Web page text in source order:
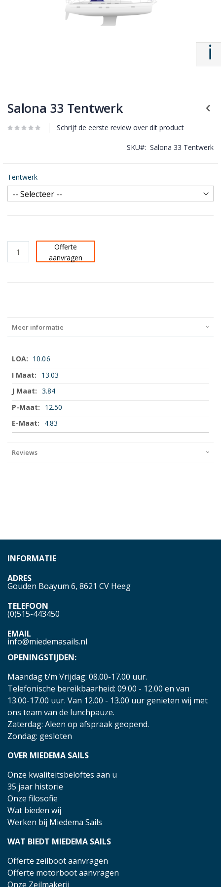
Salona 33 Tentwerk
Schrijf de eerste review over dit product
SKU Salona 33 Tentwerk
Tentwerk
Offerte
aanvragen
Meer informatie
Meer
informatie
10.06
13.03
3.84
12.50
4.83
Reviews
INFORMATIE
ADRES
Gouden Boayum 6, 8621 CV Heeg
TELEFOON
(0)515-443450
EMAIL
info@miedemasails.nl
OPENINGSTIJDEN:
Maandag t/m Vrijdag: 08.00-17.00 uur.
Telefonische bereikbaarheid: 09.00 - 12.00 en van
13.00-17.00 uur. Van 12.00 - 13.00 uur genieten wij met
ons team van de lunchpauze.
Zaterdag: Aleen op afspraak geopend.
Zondag: gesloten
OVER MIEDEMA SAILS
Onze kwaliteitsbeloftes aan u
35 jaar historie
Onze filosofie
Wat bieden wij
Werken bij Miedema Sails
WAT BIEDT MIEDEMA SAILS
Offerte zeilboot aanvragen
Offerte motorboot aanvragen
Onze Zeilmakerij